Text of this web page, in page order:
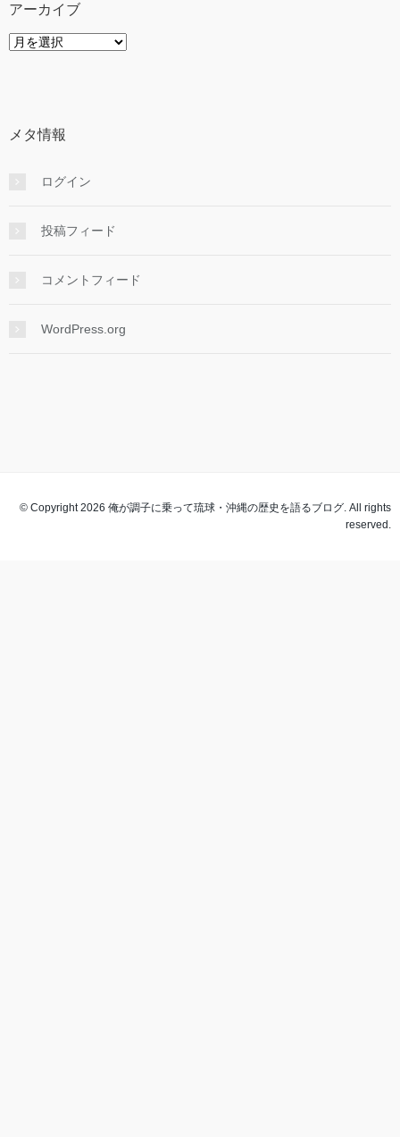
アーカイブ
ア
メタ情報
ログイン
投稿フィード
コメントフィード
WordPress.org
© Copyright 2026 俺が調子に乗って琉球・沖縄の歴史を語るブログ. All rights
reserved.